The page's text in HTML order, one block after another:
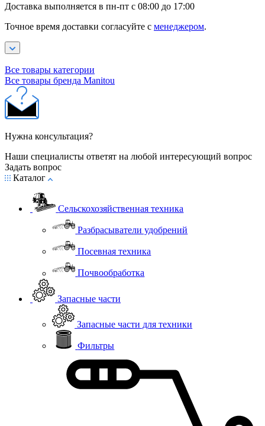
Доставка выполняется в пн-пт с 08:00 до 17:00
Точное время доставки согласуйте с менеджером.
Все товары категории
Все товары бренда Manitou
Нужна консультация?
Наши специалисты ответят на любой интересующий вопрос
Задать вопрос
Каталог
Сельскохозяйственная техника
Разбрасыватели удобрений
Посевная техника
Почвообработка
Запасные части
Запасные части для техники
Фильтры